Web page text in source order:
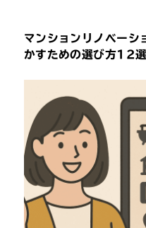
マンションリノベーシ
かすための選び方12選